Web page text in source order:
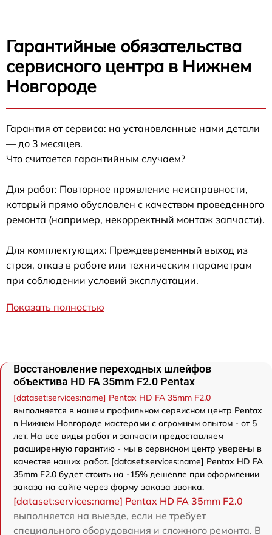
Гарантийные обязательства
сервисного центра в Нижнем
Новгороде
Гарантия от сервиса: на установленные нами детали
— до 3 месяцев.
Что считается гарантийным случаем?
Для работ: Повторное проявление неисправности,
который прямо обусловлен с качеством проведенного
ремонта (например, некорректный монтаж запчасти).
Для комплектующих: Преждевременный выход из
строя, отказ в работе или техническим параметрам
при соблюдении условий эксплуатации.
Показать полностью
Восстановление переходных шлейфов
объектива HD FA 35mm F2.0 Pentax
[dataset:services:name] Pentax HD FA 35mm F2.0
выполняется в нашем профильном сервисном центр Pentax
в Нижнем Новгороде мастерами с огромным опытом - от 5
лет. На все виды работ и запчасти предоставляем
расширенную гарантию - мы в сервисном центр уверены в
качестве наших работ. [dataset:services:name] Pentax HD FA
35mm F2.0 будет стоить на -15% дешевле при оформлении
заказа на сайте через форму заказа звонка.
[dataset:services:name] Pentax HD FA 35mm F2.0
выполняется на выезде, если не требует
специального оборудования и сложного ремонта. В